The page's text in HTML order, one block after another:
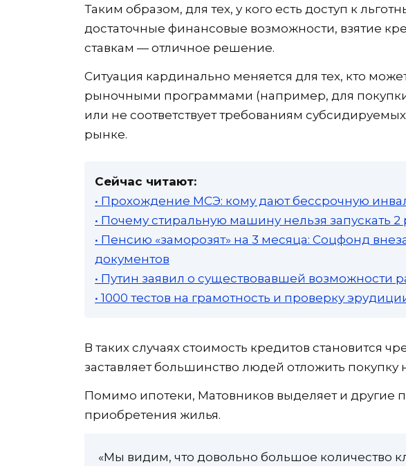
Таким образом, для тех, у кого есть доступ к
достаточные финансовые возможности, взятие
ставкам — отличное решение.
Ситуация кардинально меняется для тех, кто
рыночными программами (например, для
или не соответствует требованиям
рынке.
Сейчас читают:
• Прохождение МСЭ: кому дают бессрочную
• Почему стиральную машину нельзя запускать 2
• Пенсию «заморозят» на 3 месяца: Соцфонд
документов
• Путин заявил о существовавшей возможности
• 1000 тестов на грамотность и проверку
В таких случаях стоимость кредитов становится
заставляет большинство людей отложить
Помимо ипотеки, Матовников выделяет и другие
приобретения жилья.
«Мы видим, что довольно большое количество